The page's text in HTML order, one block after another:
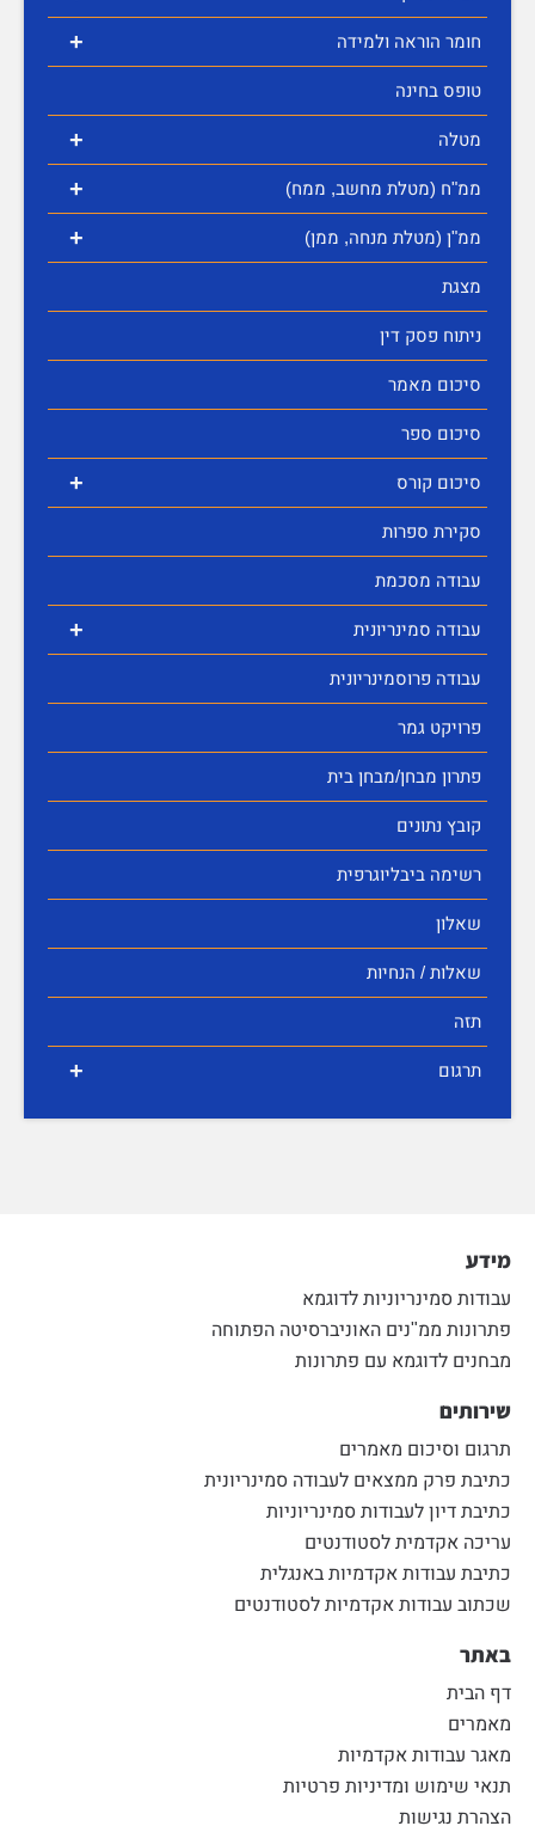
+ חומר הוראה ולמידה
טופס בחינה
+ מטלה
+ ממ"ח (מטלת מחשב, ממח)
+ ממ"ן (מטלת מנחה, ממן)
מצגת
ניתוח פסק דין
סיכום מאמר
סיכום ספר
+ סיכום קורס
סקירת ספרות
עבודה מסכמת
+ עבודה סמינריונית
עבודה פרוסמינריונית
פרויקט גמר
פתרון מבחן/מבחן בית
קובץ נתונים
רשימה ביבליוגרפית
שאלון
שאלות / הנחיות
תזה
+ תרגום
מידע
עבודות סמינריוניות לדוגמא
פתרונות ממ"נים האוניברסיטה הפתוחה
מבחנים לדוגמא עם פתרונות
שירותים
תרגום וסיכום מאמרים
כתיבת פרק ממצאים לעבודה סמינריונית
כתיבת דיון לעבודות סמינריוניות
עריכה אקדמית לסטודנטים
כתיבת עבודות אקדמיות באנגלית
שכתוב עבודות אקדמיות לסטודנטים
באתר
דף הבית
מאמרים
מאגר עבודות אקדמיות
תנאי שימוש ומדיניות פרטיות
הצהרת נגישות